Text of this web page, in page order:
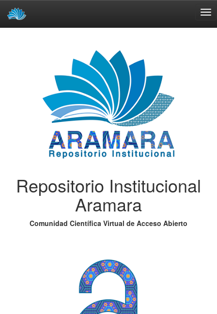
Repositorio Institucional
Aramara
Comunidad Científica Virtual de Acceso Abierto